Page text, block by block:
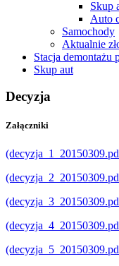
Skup
Auto
Samochody
Aktualnie
Stacja demontażu
Skup aut
Decyzja
Załączniki